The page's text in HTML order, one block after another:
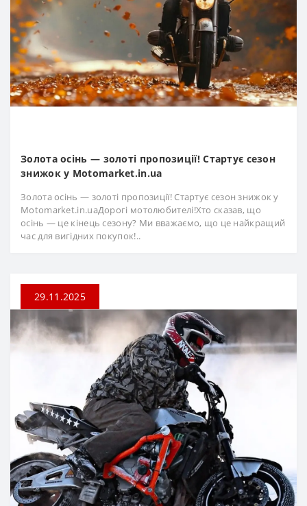
Золота осінь — золоті пропозиції! Стартує сезон
знижок у Motomarket.in.ua
Золота осінь — золоті пропозиції! Стартує сезон знижок у
Motomarket.in.uaДорогі мотолюбителі!Хто сказав, що
осінь — це кінець сезону? Ми вважаємо, що це найкращий
час для вигідних покупок!..
29.11.2025